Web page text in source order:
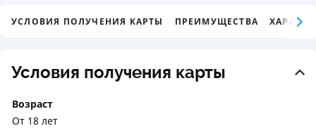
УСЛОВИЯ ПОЛУЧЕНИЯ КАРТЫ ПРЕИМУЩЕСТВА
Условия получения карты
Возраст
От 18 лет